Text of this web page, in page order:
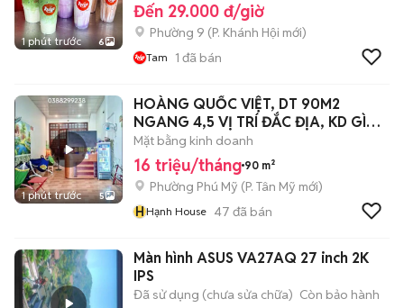
1 phút trước 6
Đến 29.000 đ/giờ
Phường 9 (P. Khánh Hội mới)
Tam 1 đã bán
1 phút trước 5
HOÀNG QUỐC VIỆT, DT 90M2
NGANG 4,5 VỊ TRÍ ĐẮC ĐỊA, KD GÌ
CŨNG ĐƯỢC
Mặt bằng kinh doanh
16 triệu/tháng 90 m²
Phường Phú Mỹ (P. Tân Mỹ mới)
HHạnh House 47 đã bán
Màn hình ASUS VA27AQ 27 inch 2K
IPS
Đã sử dụng (chưa sửa chữa) Còn bảo hành